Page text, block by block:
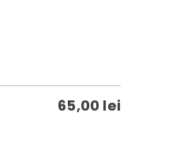
65,00 lei